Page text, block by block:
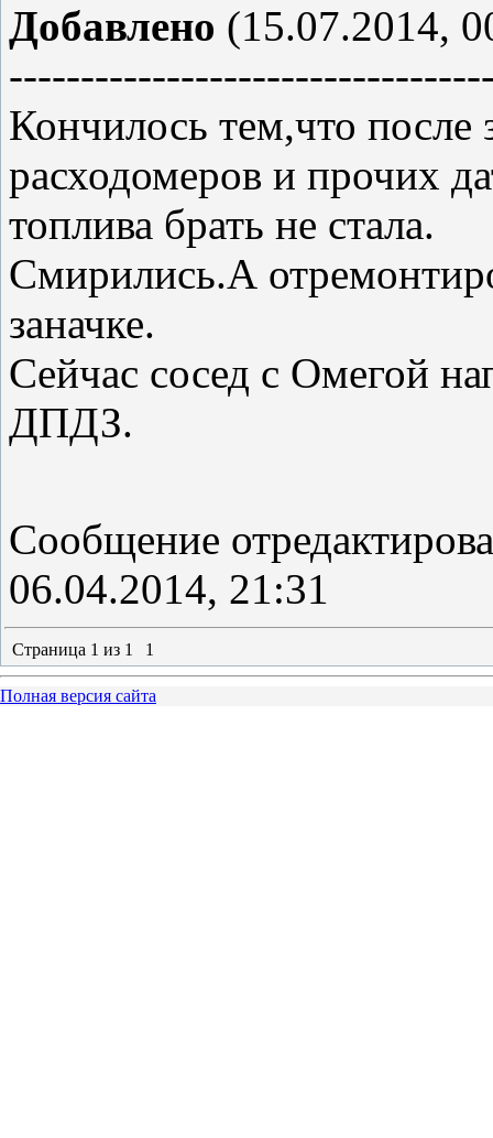
Добавлено (15.07.2014,
Кончилось тем,что после
расходомеров и прочих
топлива брать не стала.
Смирились.А
заначке.
Сейчас сосед с Омегой
ДПДЗ.
Сообщение
06.04.2014, 21:31
Страница 1 из 1 1
Полная версия сайта